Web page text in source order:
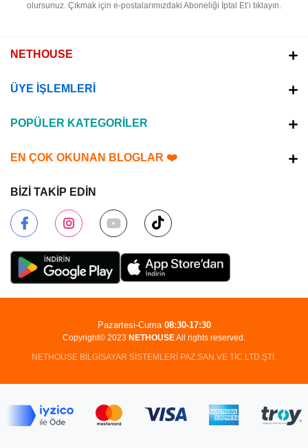
olursunuz. Çıkmak için e-postalarımızdaki Aboneliği İptal Et’i tıklayın.
NETHOUSE
ÜYE İŞLEMLERİ
POPÜLER KATEGORİLER
EN ÇOK OKUNAN BLOGLAR ❤️
BİZİ TAKİP EDİN
Copyright© 2023 NETHOUSEAll rights reserved.
NETHOUSE BİLGİSAYAR SİSTEMLERİ PAZ.SAN.VE TİC.LTD.ŞTİ.
Pazartesi-Cuma 08:30-17:30